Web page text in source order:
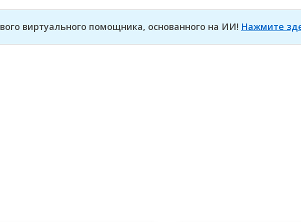
виртуального помощника, основанного на ИИ! Нажмите